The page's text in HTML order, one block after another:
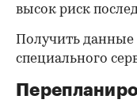
высок риск
Получить
специального